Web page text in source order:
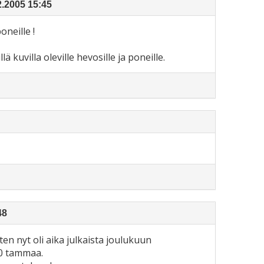
15:45
!
kuvilla oleville hevosille ja poneille.
nyt oli aika julkaista joulukuun
tammaa.